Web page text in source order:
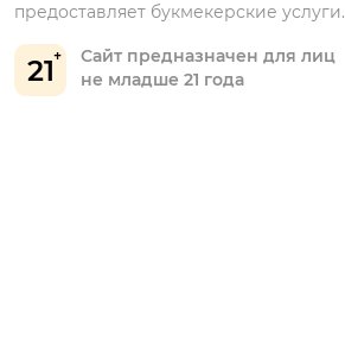
21
Сайт предназначен для лиц
не младше 21 года
предоставляет букмекерские услуги.